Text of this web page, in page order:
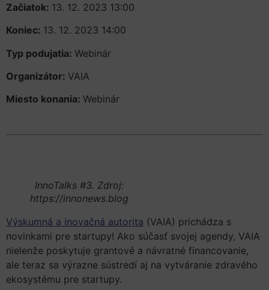
Začiatok: 13. 12. 2023 13:00
Koniec: 13. 12. 2023 14:00
Typ podujatia: Webinár
Organizátor: VAIA
Miesto konania: Webinár
InnoTalks #3. Zdroj:
https://innonews.blog
Výskumná a inovačná autorita (VAIA) prichádza s
novinkami pre startupy! Ako súčasť svojej agendy, VAIA
nielenže poskytuje grantové a návratné financovanie,
ale teraz sa výrazne sústredí aj na vytváranie zdravého
ekosystému pre startupy.